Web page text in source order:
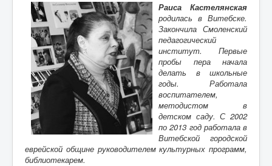
Раиса Кастелянская
родилась в Витебске.
Закончила Смоленский
педагогический
институт. Первые
пробы пера начала
делать в школьные
годы. Работала
воспитателем,
методистом в
детском саду. С 2002
по 2013 год работала в
Витебской городской
еврейской общине руководителем культурных программ,
библиотекарем.